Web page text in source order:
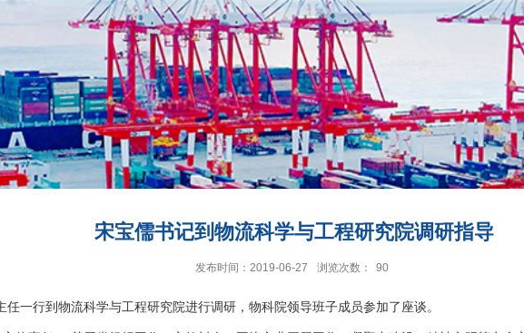
宋宝儒书记到物流科学与工程研究院调研指导
发布时间：2019-06-27 浏览次数： 90
一行到物流科学与工程研究院进行调研，物科院领导班子成员参加了座谈。